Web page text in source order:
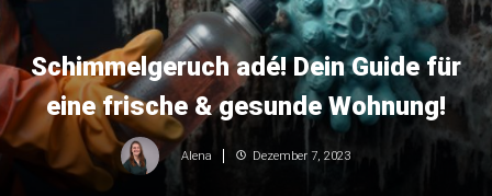
Schimmelgeruch adé! Dein Guide für
eine frische & gesunde Wohnung!
Alena Dezember 7, 2023